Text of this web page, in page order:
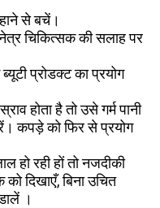
से बचें।
चिकित्सक की सलाह पर
प्रोडक्ट का प्रयोग
होता है तो उसे गर्म पानी
कपड़े को फिर से प्रयोग
हो रही हों तो नजदीकी
दिखाएँ, बिना उचित
।